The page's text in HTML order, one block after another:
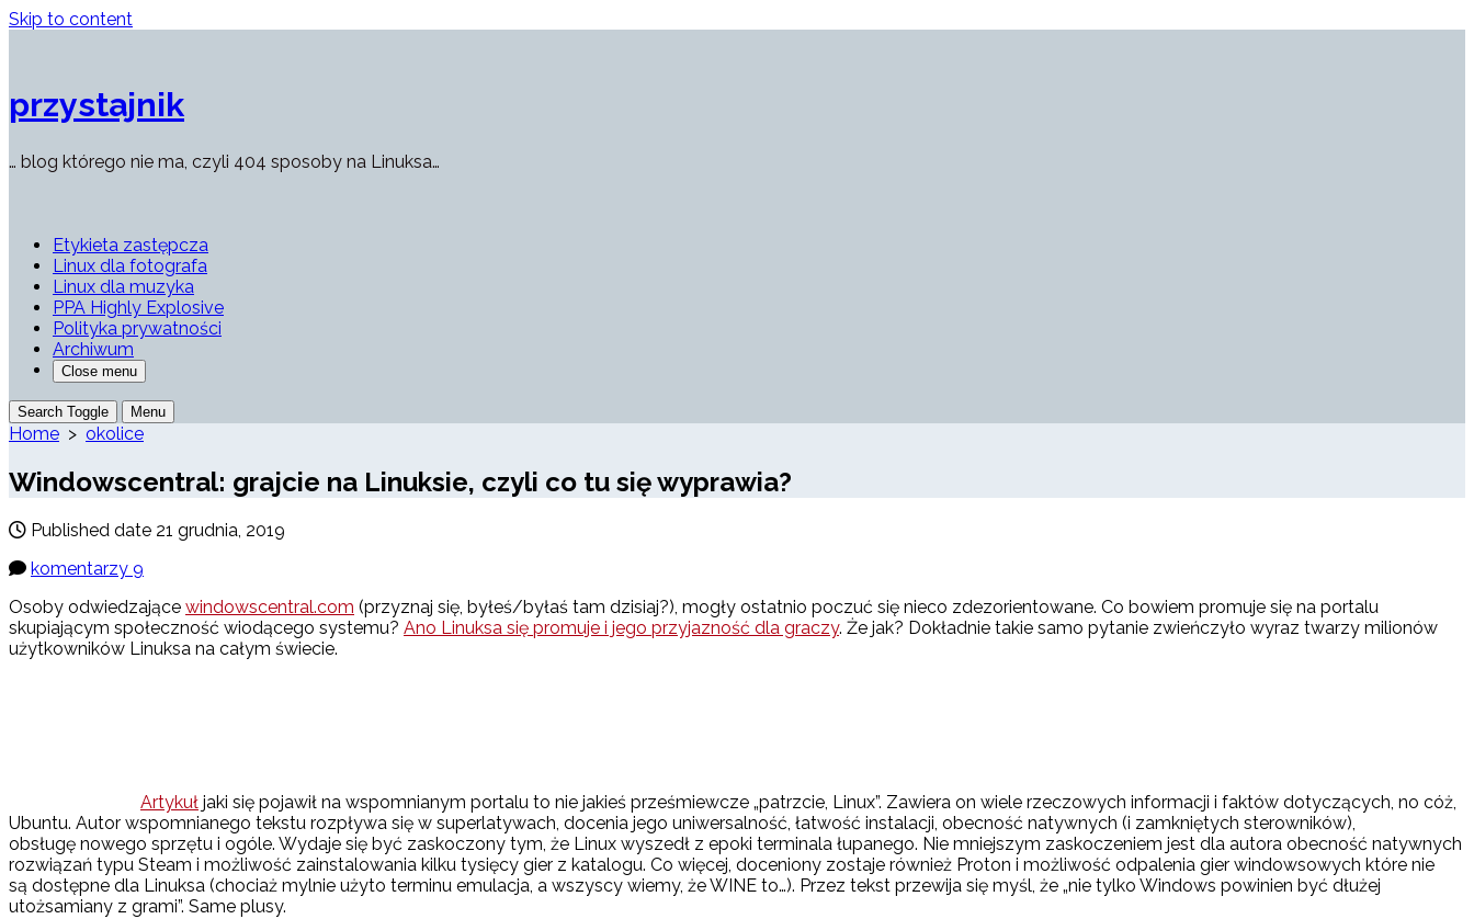
Skip to content
przystajnik
… blog którego nie ma, czyli 404 sposoby na Linuksa…
Etykieta zastępcza
Linux dla fotografa
Linux dla muzyka
PPA Highly Explosive
Polityka prywatności
Archiwum
Close menu
Search Toggle Menu
Home > okolice
Windowscentral: grajcie na Linuksie, czyli co tu się wyprawia?
Published date 21 grudnia, 2019
komentarzy 9
Osoby odwiedzające windowscentral.com (przyznaj się, byłeś/byłaś tam dzisiaj?), mogły ostatnio poczuć się nieco zdezorientowane. Co bowiem promuje się na portalu
skupiającym społeczność wiodącego systemu? Ano Linuksa się promuje i jego przyjazność dla graczy. Że jak? Dokładnie takie samo pytanie zwieńczyło wyraz twarzy milionów
użytkowników Linuksa na całym świecie.
Artykuł jaki się pojawił na wspomnianym portalu to nie jakieś prześmiewcze „patrzcie, Linux”. Zawiera on wiele rzeczowych informacji i faktów dotyczących, no cóż,
Ubuntu. Autor wspomnianego tekstu rozpływa się w superlatywach, docenia jego uniwersalność, łatwość instalacji, obecność natywnych (i zamkniętych sterowników),
obsługę nowego sprzętu i ogóle. Wydaje się być zaskoczony tym, że Linux wyszedł z epoki terminala łupanego. Nie mniejszym zaskoczeniem jest dla autora obecność natywnych
rozwiązań typu Steam i możliwość zainstalowania kilku tysięcy gier z katalogu. Co więcej, doceniony zostaje również Proton i możliwość odpalenia gier windowsowych które nie
są dostępne dla Linuksa (chociaż mylnie użyto terminu emulacja, a wszyscy wiemy, że WINE to…). Przez tekst przewija się myśl, że „nie tylko Windows powinien być dłużej
utożsamiany z grami”. Same plusy.